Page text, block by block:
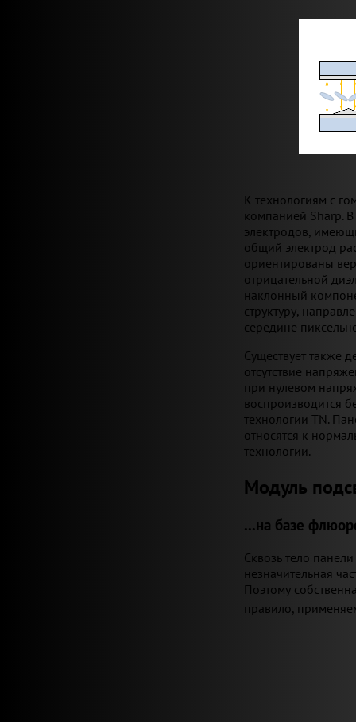
К технологиям с
компанией Sharp. В
электродов,
общий электрод
ориентированы
отрицательной
наклонный
структуру,
середине
Существует также
отсутствие
при нулевом
воспроизводится
технологии TN.
относятся к
технологии.
Модуль
...на базе
Сквозь тело
незначительная
Поэтому
правило,